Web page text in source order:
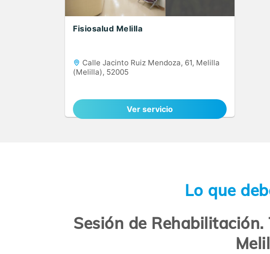
Fisiosalud Melilla
Calle Jacinto Ruiz Mendoza, 61, Melilla
(Melilla), 52005
Ver servicio
Lo que
Sesión de